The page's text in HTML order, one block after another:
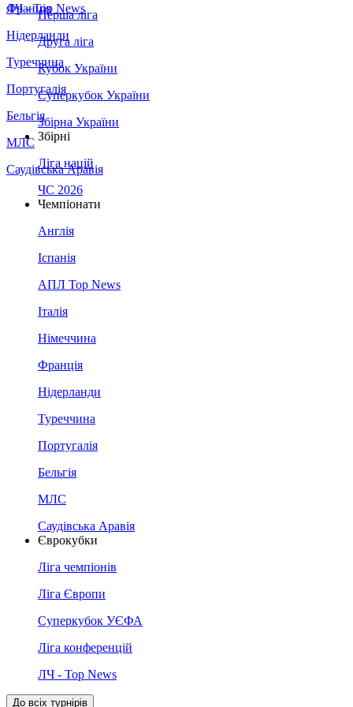
Франція
Нідерланди
Туреччина
Португалія
Бельгія
МЛС
Саудівська Аравія
ЛЧ - Top News
Перша ліга
Друга ліга
Кубок України
Суперкубок України
Збірна України
Збірні
Ліга націй
ЧС 2026
Чемпіонати
Англія
Іспанія
АПЛ Top News
Італія
Німеччина
Франція
Нідерланди
Туреччина
Португалія
Бельгія
МЛС
Саудівська Аравія
Єврокубки
Ліга чемпіонів
Ліга Європи
Суперкубок УЄФА
Ліга конференцій
ЛЧ - Top News
До всіх турнірів